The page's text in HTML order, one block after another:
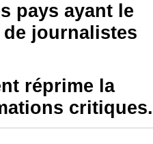
pays ayant le
journalistes
réprime la
critiques.